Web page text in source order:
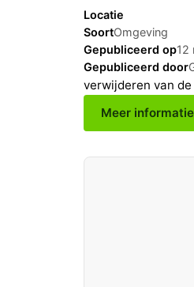
Locatie
SoortOmgeving
Gepubliceerd op12
Gepubliceerd door
verwijderen van
Meer informatie